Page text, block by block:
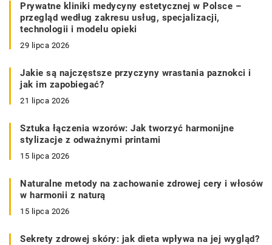
Prywatne kliniki medycyny estetycznej w Polsce –
przegląd według zakresu usług, specjalizacji,
technologii i modelu opieki
29 lipca 2026
Jakie są najczęstsze przyczyny wrastania paznokci i
jak im zapobiegać?
21 lipca 2026
Sztuka łączenia wzorów: Jak tworzyć harmonijne
stylizacje z odważnymi printami
15 lipca 2026
Naturalne metody na zachowanie zdrowej cery i włosów
w harmonii z naturą
15 lipca 2026
Sekrety zdrowej skóry: jak dieta wpływa na jej wygląd?